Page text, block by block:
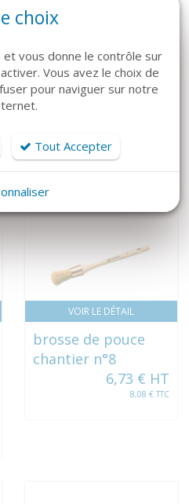
VOIR LE DÉTAIL
BLANC MAT A
88,53 € HT
VOIR LE DÉTAIL
brosse de pouce
chantier n°8
6,73 € HT
8,08 € TTC
choix
vous donne le contrôle sur
Vous avez le choix de
pour naviguer sur notre
Tout Accepter